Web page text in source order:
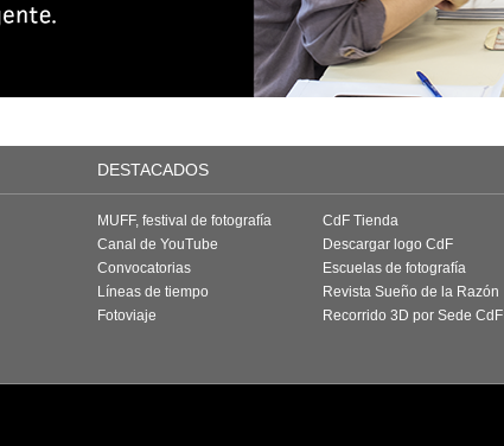
DESTACADOS
MUFF, festival de fotografía
Canal de YouTube
Convocatorias
Líneas de tiempo
Fotoviaje
CdF Tienda
Descargar logo CdF
Escuelas de fotografía
Revista Sueño de la Razón
Recorrido 3D por Sede CdF